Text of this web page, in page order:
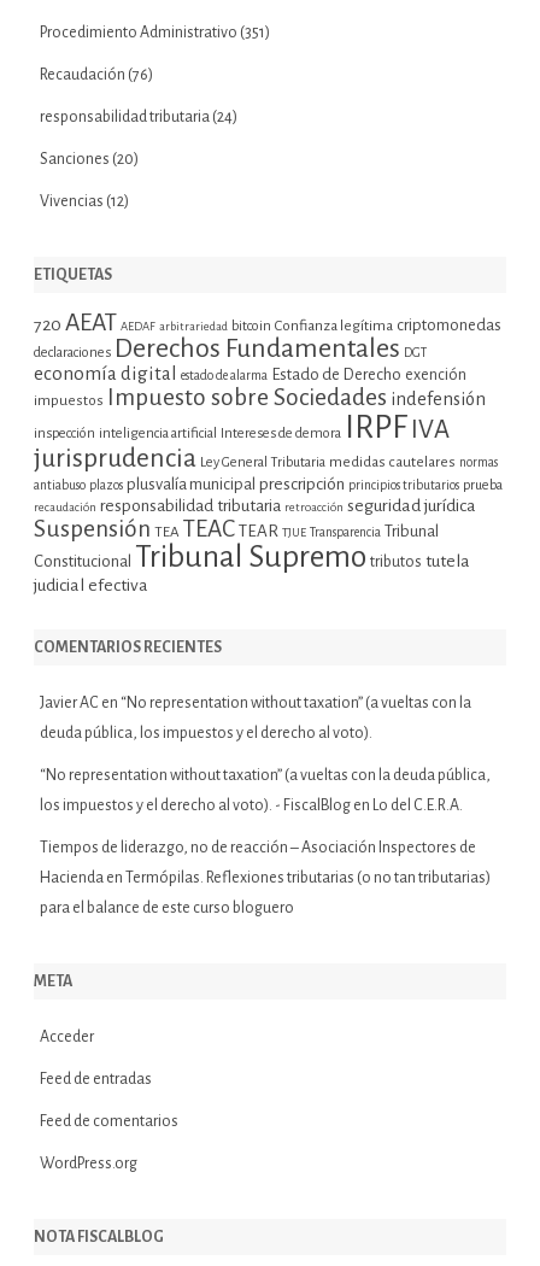
Procedimiento Administrativo (351)
Recaudación (76)
responsabilidad tributaria (24)
Sanciones (20)
Vivencias (12)
ETIQUETAS
720 AEAT AEDAF arbitrariedad bitcoin Confianza legítima criptomonedas
declaraciones Derechos Fundamentales DGT
economía digital estado de alarma Estado de Derecho exención
impuestos Impuesto sobre Sociedades indefensión
inspección inteligencia artificial Intereses de demora IRPF IVA
jurisprudencia Ley General Tributaria medidas cautelares normas
antiabuso plazos plusvalía municipal prescripción principios tributarios prueba
recaudación responsabilidad tributaria retroacción seguridad jurídica
Suspensión TEA TEAC TEAR TJUE Transparencia Tribunal
Constitucional Tribunal Supremo tributos tutela
judicial efectiva
COMENTARIOS RECIENTES
Javier AC en “No representation without taxation” (a vueltas con la
deuda pública, los impuestos y el derecho al voto).
“No representation without taxation” (a vueltas con la deuda pública,
los impuestos y el derecho al voto). - FiscalBlog en Lo del C.E.R.A.
Tiempos de liderazgo, no de reacción – Asociación Inspectores de
Hacienda en Termópilas. Reflexiones tributarias (o no tan tributarias)
para el balance de este curso bloguero
META
Acceder
Feed de entradas
Feed de comentarios
WordPress.org
NOTA FISCALBLOG